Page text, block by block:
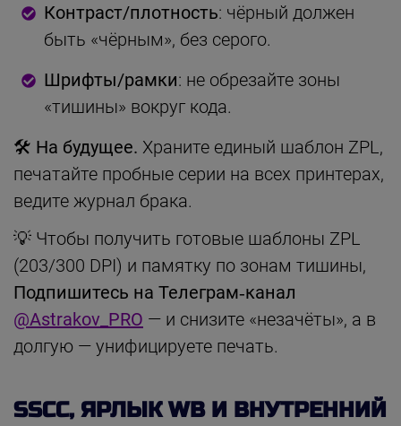
Контраст/плотность: чёрный должен
быть «чёрным», без серого.
Шрифты/рамки: не обрезайте зоны
«тишины» вокруг кода.
🛠 На будущее. Храните единый шаблон ZPL,
печатайте пробные серии на всех принтерах,
ведите журнал брака.
💡 Чтобы получить готовые шаблоны ZPL
(203/300 DPI) и памятку по зонам тишины,
Подпишитесь на Телеграм‑канал
@Astrakov_PRO — и снизите «незачёты», а в
долгую — унифицируете печать.
SSCC, ЯРЛЫК WB И ВНУТРЕННИЙ